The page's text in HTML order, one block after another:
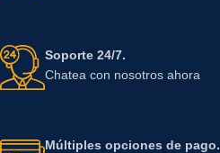
Soporte 24/7.
Chatea con nosotros ahora
Múltiples opciones de pago.